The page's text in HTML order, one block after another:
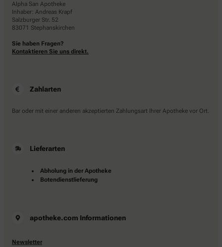
Alpha San Apotheke
Inhaber: Andreas Krapf
Salzburger Str. 52
83071 Stephanskirchen
Sie haben Fragen?
Kontaktieren Sie uns direkt.
Zahlarten
Bar oder mit einer anderen akzeptierten Zahlungsart Ihrer Apotheke vor Ort.
Lieferarten
Abholung in der Apotheke
Botendienstlieferung
apotheke.com Informationen
Newsletter